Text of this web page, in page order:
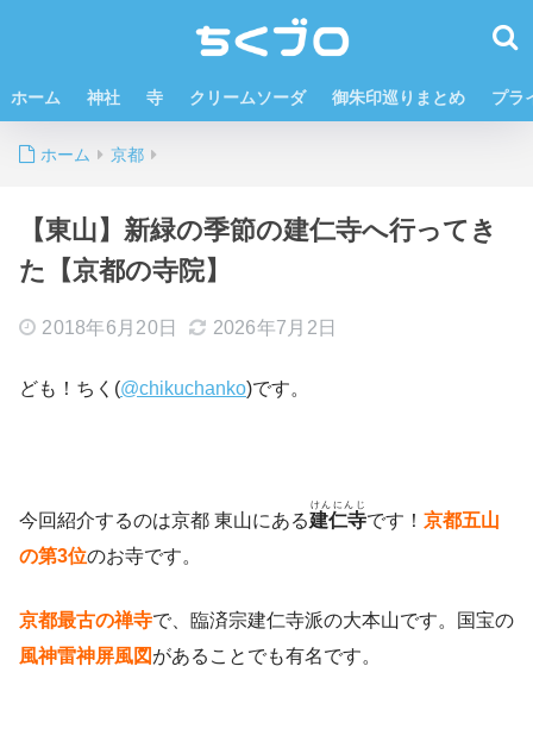
ホーム 神社 寺 クリームソーダ 御朱印巡りまとめ プラ
ホーム 京都
【東山】新緑の季節の建仁寺へ行ってき
た【京都の寺院】
2018年6月20日 2026年7月2日
ども！ちく(@chikuchanko)です。
今回紹介するのは京都 東山にある建仁寺
けんにんじ
です！ 京都五山
の第3位のお寺です。
京都最古の禅寺で、臨済宗建仁寺派の大本山です。国宝の
風神雷神屏風図 があることでも有名です。